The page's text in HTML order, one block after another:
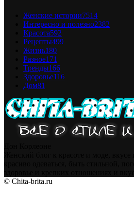
Женские истории7514
Интересно и полезно2382
Красота592
Рецепты499
Жизнь180
Разное171
Тренды166
Здоровье116
Дом81
© Chita-brita.ru